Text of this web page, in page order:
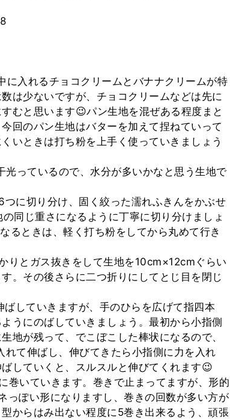
に入れるチョコクリームとバナナクリームが特
は少ないですが、チョコクリームなどは先に
むと思います😉パン生地を混ぜある程度まと
回のパン生地はバターを加えて捏ねていって
いときは打ち粉を上手く使っていきましょう
っているので、水分が多いかなと思う生地で
つに切り分け、固く絞った濡れふきんをかぶせ
同じ重さになるように丁寧に切り分けましょ
るときは、軽く打ち粉をしてから丸めて行き
りとガス抜きをして生地を10cm×12cmぐらい
。その後さらに二つ折りにしてとじ目を閉じ
していきますが、手のひらを広げて指四本
うにのばしていきましょう。最初から小指側
地が残って、でこぼこした棒状になるので、
て伸ばし、伸びてきたら小指側に力を入れ
していくと、スルスルと伸びてくれます😉
巻いていきます。巻きで止まってますが、形的
っぽい形になりますし、巻きの回数が多い方が
からはみ出ない程度に5巻き出来るよう、頑張